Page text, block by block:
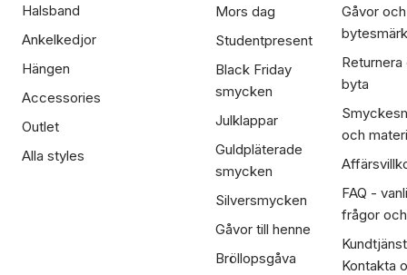
Halsband
Ankelkedjor
Hängen
Accessories
Outlet
Alla styles
Mors dag
Studentpresent
Black Friday
smycken
Julklappar
Guldpläterade
smycken
Silversmycken
Gåvor till henne
Bröllopsgåva
Gåvor och
Returnera
byta
och
FAQ -
frågor
Kontakta